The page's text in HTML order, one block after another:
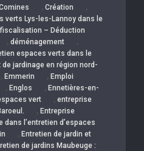
, Création ,
verts Lys-les-Lannoy dans le
– Déduction
, déménagement ,
espaces verts dans le
de jardinage en région nord-
, Emmerin , Emploi
, Englos , Ennetières-en-
vert , entreprise
, Entreprise
l’entretien d’espaces
, Entretien de jardin et
de jardins Maubeuge :